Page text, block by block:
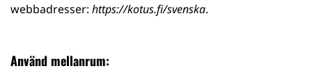
webbadresser: https://kotus.fi/svenska.
Använd mellanrum: